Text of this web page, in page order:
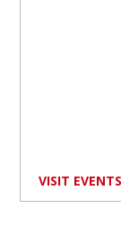
VISIT